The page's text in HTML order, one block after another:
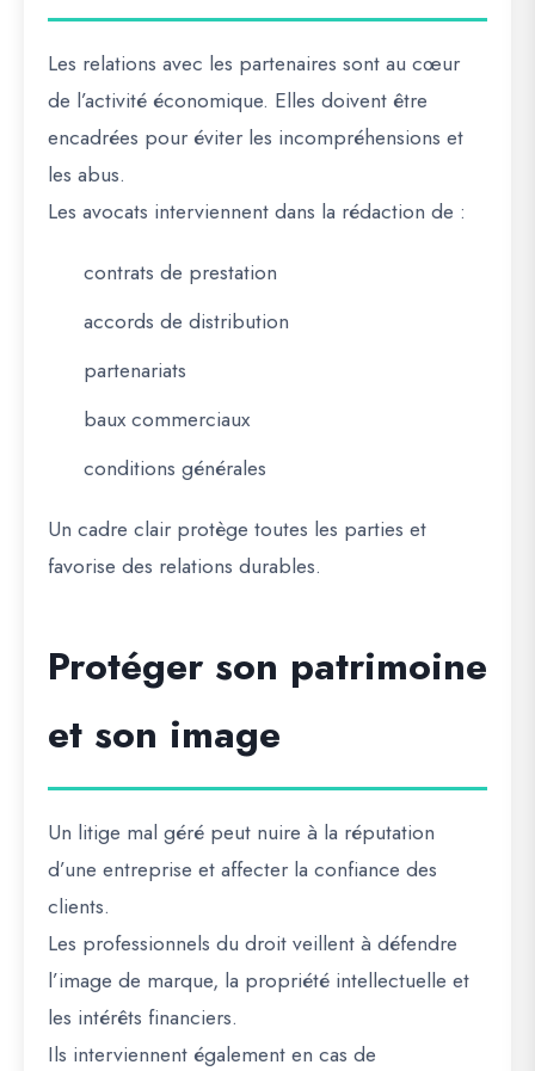
Les relations avec les partenaires sont au cœur
de l’activité économique. Elles doivent être
encadrées pour éviter les incompréhensions et
les abus.
Les avocats interviennent dans la rédaction de :
contrats de prestation
accords de distribution
partenariats
baux commerciaux
conditions générales
Un cadre clair protège toutes les parties et
favorise des relations durables.
Protéger son patrimoine
et son image
Un litige mal géré peut nuire à la réputation
d’une entreprise et affecter la confiance des
clients.
Les professionnels du droit veillent à défendre
l’image de marque, la propriété intellectuelle et
les intérêts financiers.
Ils interviennent également en cas de